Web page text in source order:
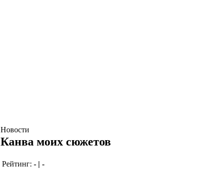
Новости
Канва моих сюжетов
Рейтинг: - | -